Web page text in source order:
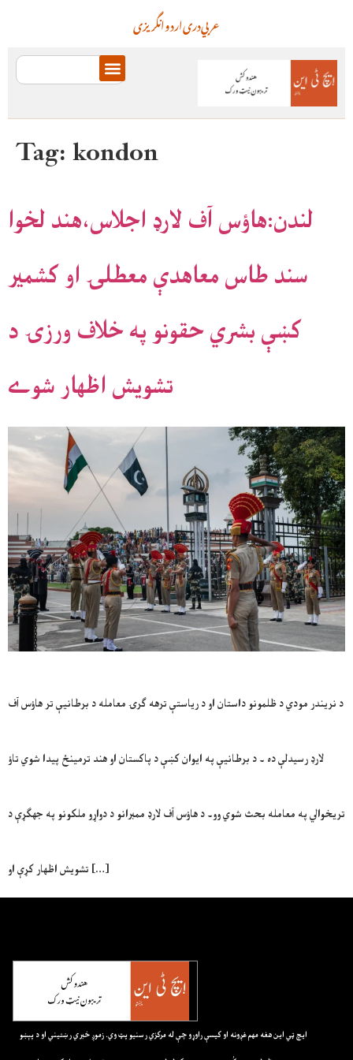
انگریزیاردودریعربي
Tag:kondon
لندن:هاؤس آف لارډ اجلاس،هند لخوا
سند طاس معاهدې معطلۍ او کشمير
کښې بشري حقونو په خلاف ورزۍ د
تشويش اظهار شوے
د نريندر مودي د ظلمونو داستان او د رياستې ترهه ګرۍ معامله د برطانيې تر هاؤس آف
لارډ رسيدلې ده ۔ د برطانيې په ايوان کښې د پاکستان او هند ترمينځ پيدا شوي تاؤ
تريخوالي په معامله بحث شوي وو۔ د هاؤس آف لارډ ممبرانو د دواړو ملکونو په جهګړې د
تشويش اظهار کړې او […]
ايچ ټي اين هغه مهم غږونه او کيسې راوړو چې له مرکزي رسنيو پټ وي. زموږ خبري رښتيني او د پېښو